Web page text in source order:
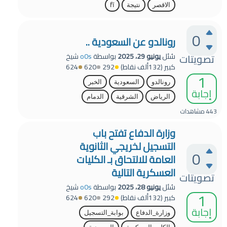
الاقصر
نتيجة fī
0
تصويتات
1
إجابة
443مشاهدات
رونالدو عن السعودية ..
سُئليونيو 29، 2025 بواسطةo0sشيخ
كبير(132ألف نقاط) 292
620
624
رونالدو السعودية
الخبر
الرياض
الشرقية الدمام
0
تصويتات
1
إجابة
وزارة الدفاع تفتح باب
التسجيل لخريجي الثانوية
العامة للالتحاق بـ الكليات
العسكرية التالية
سُئليونيو 28، 2025 بواسطةo0sشيخ
كبير(132ألف نقاط) 292
620
624
وزارة_الدفاع
بوابة_التسجيل